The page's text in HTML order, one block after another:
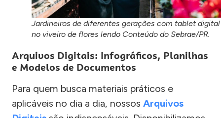
Jardineiros de diferentes gerações com tablet digital
no viveiro de flores lendo Conteúdo do Sebrae/PR.
Arquivos Digitais: Infográficos, Planilhas
e Modelos de Documentos
Para quem busca materiais práticos e
aplicáveis no dia a dia, nossos Arquivos